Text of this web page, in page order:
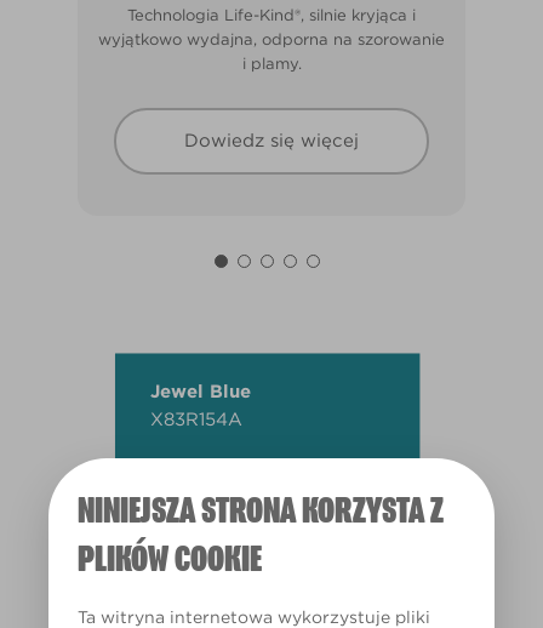
NINIEJSZA STRONA KORZYSTA Z
PLIKÓW COOKIE
Ta witryna internetowa wykorzystuje pliki
Technologia Life-Kind®, silnie kryjąca i
wyjątkowo wydajna, odporna na szorowanie
i plamy.
Dowiedz się więcej
Jewel Blue
X83R154A